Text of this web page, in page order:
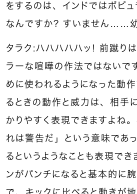
をするのは、インドではポピ
なんですか？ すいません……幼
タラク：ハハハハハッ！ 前蹴り
ラーな喧嘩の作法ではないで
めに使われるようになった動
るときの動作と威力は、相手
かりやすく表現できますよね
れは警告だ」という意味であ
るというようなことも表現でき
ンがパンチになると基本的に